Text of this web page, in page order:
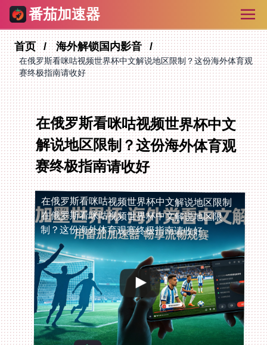
番茄加速器
首页 海外解锁国内影音
在俄罗斯看咪咕视频世界杯中文解说地区限制？这份海外体育观
赛终极指南请收好
在俄罗斯看咪咕视频世界杯中文
解说地区限制？这份海外体育观
赛终极指南请收好
在俄罗斯看咪咕视频世界杯中文解说地区限制
在俄罗斯看咪咕视频世界杯中文解说地区限
制？这份海外体育观赛终极指南请收好